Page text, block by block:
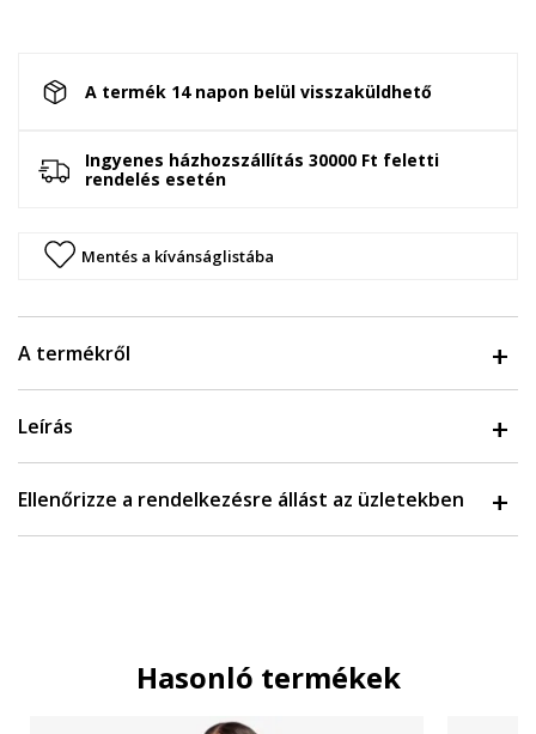
A termék 14 napon belül visszaküldhető
Ingyenes házhozszállítás 30000 Ft feletti
rendelés esetén
Mentés a kívánságlistába
A termékről
Leírás
Ellenőrizze a rendelkezésre állást az üzletekben
Hasonló termékek